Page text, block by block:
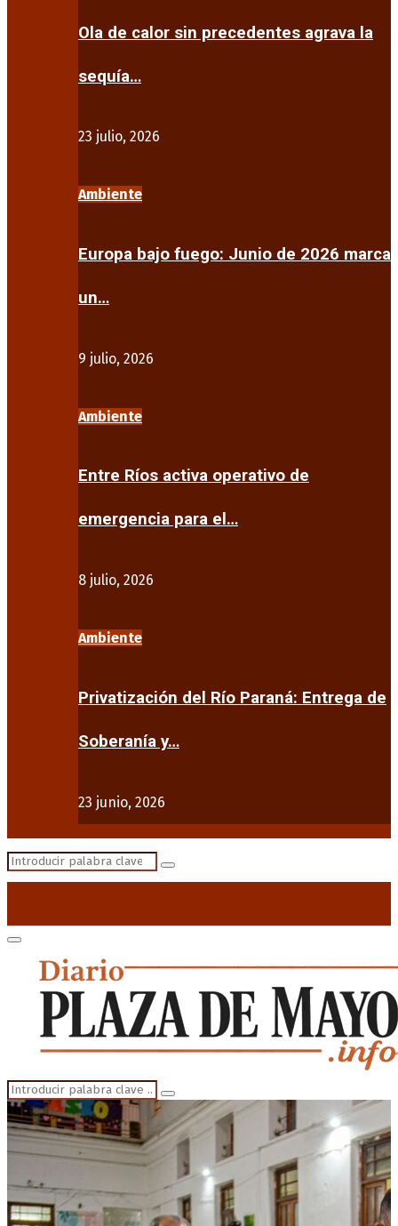
Ola de calor sin precedentes agrava la
sequía…
23 julio, 2026
Ambiente
Europa bajo fuego: Junio de 2026 marca
un…
9 julio, 2026
Ambiente
Entre Ríos activa operativo de
emergencia para el…
8 julio, 2026
Ambiente
Privatización del Río Paraná: Entrega de
Soberanía y…
23 junio, 2026
Search
Search
Primary
Menu
Search
for:
Search